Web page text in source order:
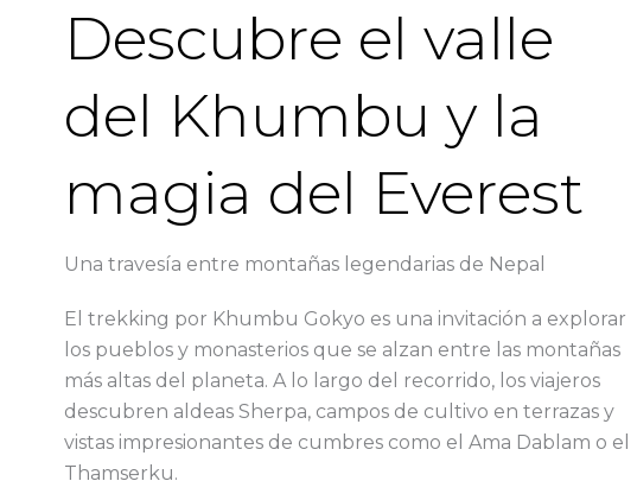
Descubre el valle
del Khumbu y la
magia del Everest
Una travesía entre montañas legendarias de Nepal
El trekking por Khumbu Gokyo es una invitación a explorar
los pueblos y monasterios que se alzan entre las montañas
más altas del planeta. A lo largo del recorrido, los viajeros
descubren aldeas Sherpa, campos de cultivo en terrazas y
vistas impresionantes de cumbres como el Ama Dablam o el
Thamserku.